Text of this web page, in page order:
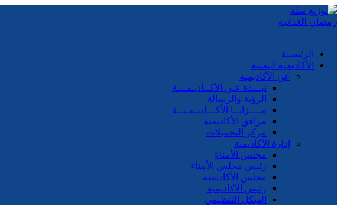
الرئيسية
الأكاديمية اليمنية
عن الأكاديمية
نبـــذة عـن الأكــاديـمـيـة
الرؤية والرسالة
مــــزايــا الأكـــاديـمـيــة
مرافق الأكاديمية
مركز التحميلات
إدارة الأكاديمية
مجلس الأمناء
رئيس مجلس الأمناء
مجلس الأكاديمية
رئيس الأكاديمية
الهيكل التنظيمي